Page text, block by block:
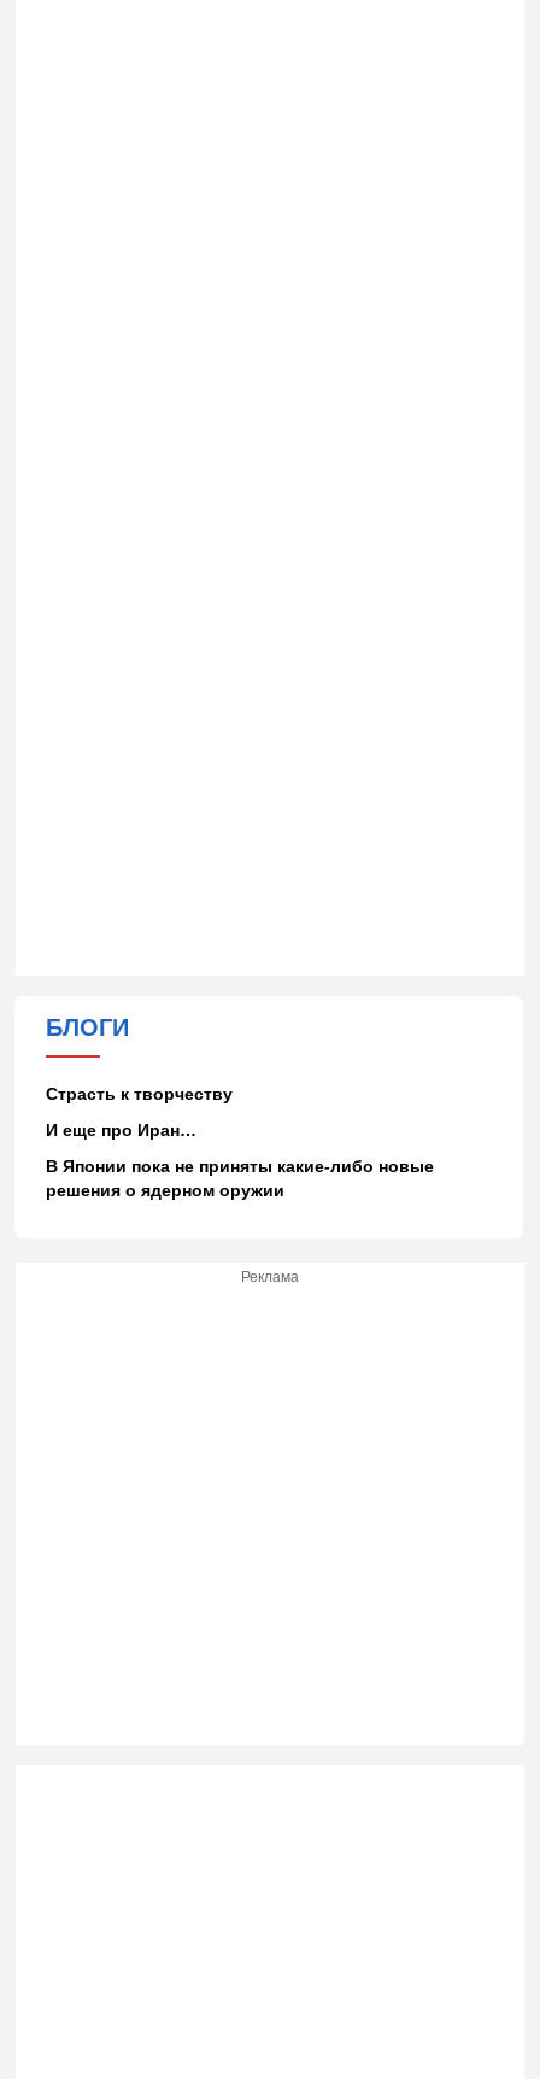
БЛОГИ
Страсть к творчеству
И еще про Иран…
В Японии пока не приняты какие-либо новые
решения о ядерном оружии
Реклама